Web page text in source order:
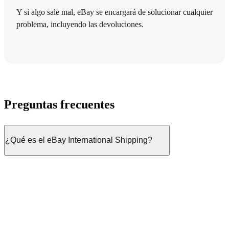
Y si algo sale mal, eBay se encargará de solucionar cualquier
problema, incluyendo las devoluciones.
Preguntas frecuentes
¿Qué es el eBay International Shipping?